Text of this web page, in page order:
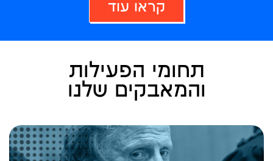
קראו עוד
תחומי הפעילות
והמאבקים שלנו